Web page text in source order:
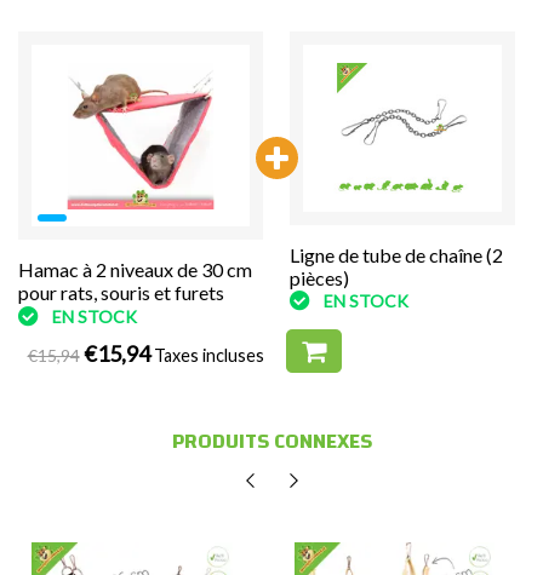
Hamac à 2 niveaux de 30 cm
pour rats, souris et furets
EN STOCK
pièces)
EN STOCK
Ligne de tube de chaîne (2
pièces)
EN STOCK
€15,94 €15,94 Taxes incluses
PRODUITS CONNEXES